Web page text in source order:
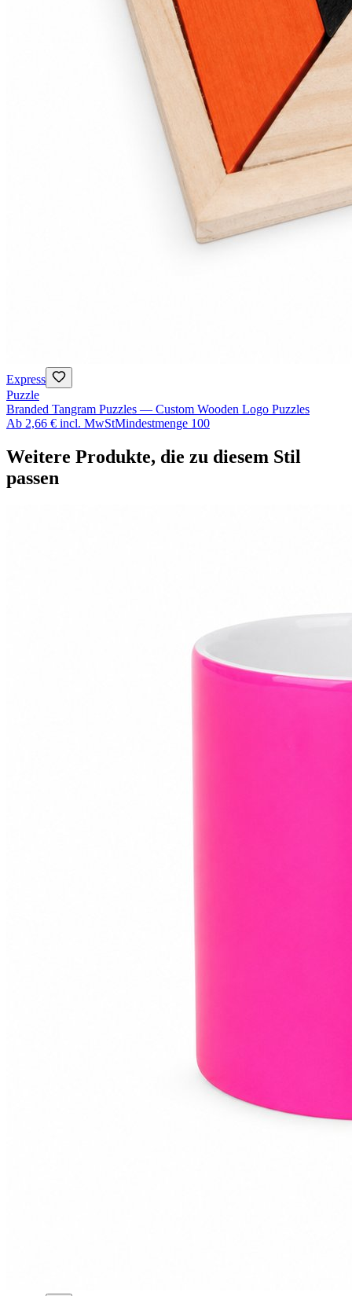
Express
Puzzle
Branded Tangram Puzzles — Custom Wooden Logo Puzzles
Ab 2,66 € incl. MwStMindestmenge 100
Weitere Produkte, die zu diesem Stil
passen